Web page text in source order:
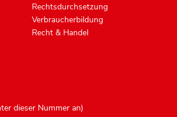
Rechtsdurchsetzung
Verbraucherbildung
Recht & Handel
dieser Nummer an)